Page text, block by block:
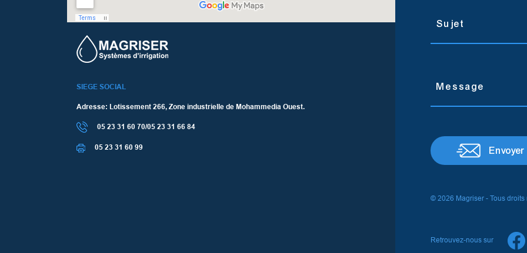
SIEGE SOCIAL
Adresse: Lotissement 266, Zone industrielle de Mohammedia Ouest.
05 23 31 60 70/05 23 31 66 84
05 23 31 60 99 Envoyer
© 2026 Magriser - Tous droits
Retrouvez-nous sur